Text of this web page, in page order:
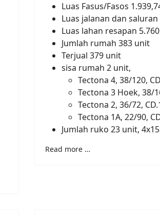
Luas Fasus/Fasos
Luas jalanan dan saluran
Luas lahan resapan
Jumlah rumah 383 unit
Terjual 379 unit
sisa rumah 2 unit,
Tectona 4, 38/120,
Tectona 3 Hoek, 38/
Tectona 2, 36/72,
Tectona 1A, 22/90,
Jumlah ruko 23 unit,
Read more …